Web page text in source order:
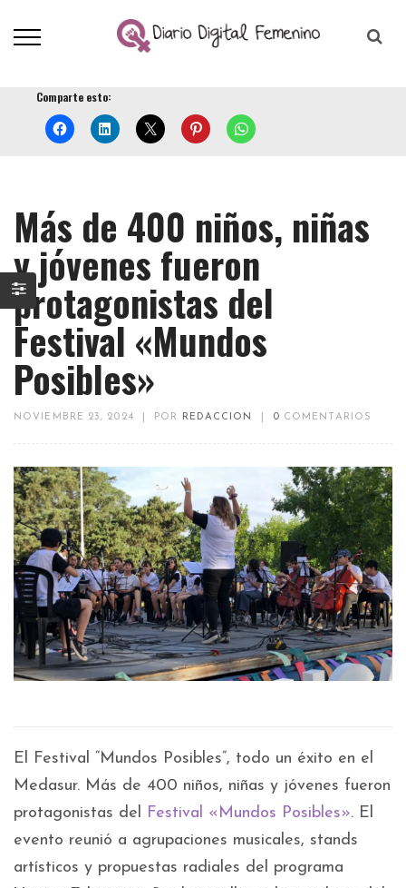
Comparte esto:
Más de 400 niños, niñas
y jóvenes fueron
protagonistas del
Festival «Mundos
Posibles»
NOVIEMBRE 23, 2024 POR REDACCION 0 COMENTARIOS
El Festival “Mundos Posibles”, todo un éxito en el
Medasur. Más de 400 niños, niñas y jóvenes fueron
protagonistas del Festival «Mundos Posibles». El
evento reunió a agrupaciones musicales, stands
artísticos y propuestas radiales del programa